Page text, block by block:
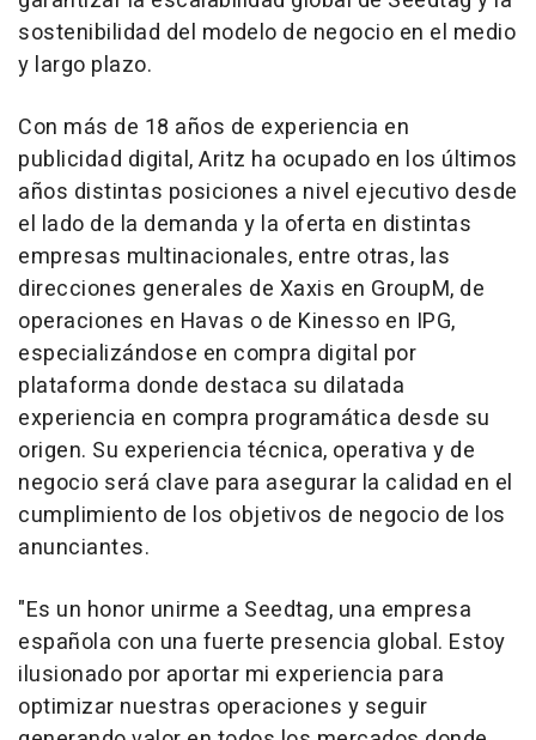
sostenibilidad del modelo de negocio en el medio
y largo plazo.
Con más de 18 años de experiencia en
publicidad digital, Aritz ha ocupado en los últimos
años distintas posiciones a nivel ejecutivo desde
el lado de la demanda y la oferta en distintas
empresas multinacionales, entre otras, las
direcciones generales de Xaxis en GroupM, de
operaciones en Havas o de Kinesso en IPG,
especializándose en compra digital por
plataforma donde destaca su dilatada
experiencia en compra programática desde su
origen. Su experiencia técnica, operativa y de
negocio será clave para asegurar la calidad en el
cumplimiento de los objetivos de negocio de los
anunciantes.
"Es un honor unirme a Seedtag, una empresa
española con una fuerte presencia global. Estoy
ilusionado por aportar mi experiencia para
optimizar nuestras operaciones y seguir